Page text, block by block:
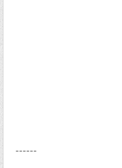
------